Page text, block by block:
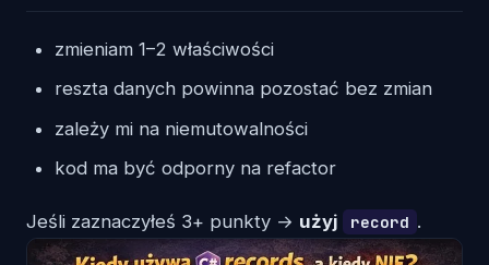
zmieniam 1–2 właściwości
reszta danych powinna pozostać bez zmian
zależy mi na niemutowalności
kod ma być odporny na refactor
Jeśli zaznaczyłeś 3+ punkty → użyj record .